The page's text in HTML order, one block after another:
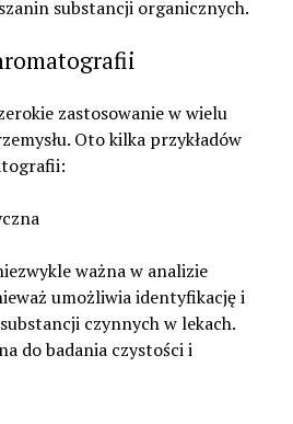
substancji organicznych.
zastosowanie w wielu
Oto kilka przykładów
ważna w analizie
umożliwia identyfikację i
czynnych w lekach.
do badania czystości i